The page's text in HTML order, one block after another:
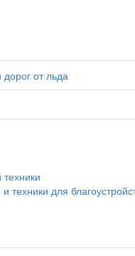
от льда
техники для